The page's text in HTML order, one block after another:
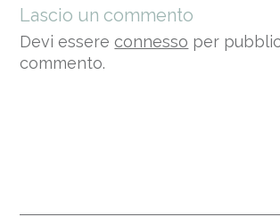
Lascio un commento
Devi essere connesso per
commento.